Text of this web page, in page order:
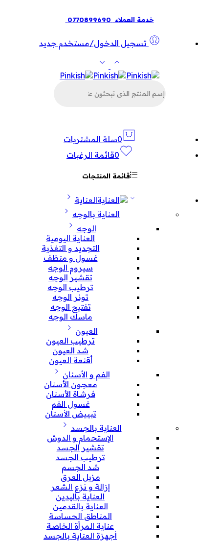
خدمة العملاء 0770899690
تسجيل الدخول/مستخدم جديد
عن
0سلة المشتريات
0قائمة الرغبات
قائمة المنتجات
العناية
العناية بالوجه
الوجه
العناية اليومية
التجديد و التغذية
غسول و منظف
سيروم الوجه
تقشير الوجه
ترطيب الوجه
تونر الوجه
تفتيح الوجه
ماسك الوجه
العيون
ترطيب العيون
شد العيون
أقنعة العيون
الفم و الأسنان
معجون الأسنان
فرشاة الأسنان
غسول الفم
تبييض الأسنان
العناية بالجسد
الإستحمام و الدوش
تقشير الجسد
ترطيب الجسد
شد الجسم
مزيل العرق
إزالة و نزع الشعر
العناية باليدين
العناية بالقدمين
المناطق الحساسة
عناية المرأة الخاصة
أجهزة العناية بالجسد